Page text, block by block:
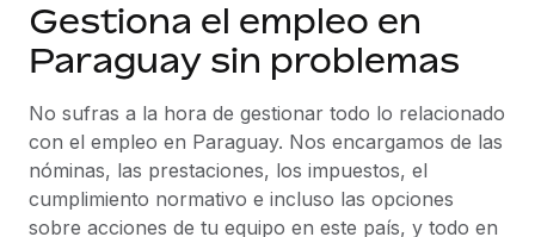
EMPLEO GLOBAL
Nómina global
Gestiona las nóminas de forma sencilla y conforme a la
legalidad.
Employer of Record
Soluciones
COBERTURA MUNDIAL
Explorador de países
Consulta el soporte del empleo global según el país.
Recursos
HERRAMIENTAS Y CALCULADORAS
Calculadora del riesgo de clasificación errónea
Precios
Gestiona el empleo en
Paraguay sin problemas
No sufras a la hora de gestionar todo lo relacionado
con el empleo en Paraguay. Nos encargamos de las
nóminas, las prestaciones, los impuestos, el
cumplimiento normativo e incluso las opciones
sobre acciones de tu equipo en este país, y todo en